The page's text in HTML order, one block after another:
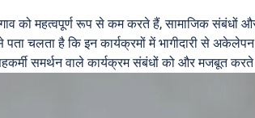
को महत्वपूर्ण रूप से कम करते हैं, सामाजिक संबंधों और
पता चलता है कि इन कार्यक्रमों में भागीदारी से
समर्थन वाले कार्यक्रम संबंधों को और मजबूत